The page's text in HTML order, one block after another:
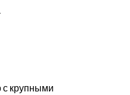
с крупными